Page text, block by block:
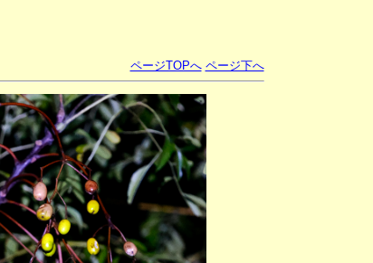
ページTOPへ ページ下へ